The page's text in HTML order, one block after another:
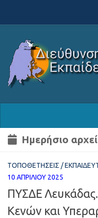
Ημερήσιο
ΤΟΠΟΘΕΤΉΣΕΙΣ /
10 ΑΠΡΙΛΊΟΥ 2025
ΠΥΣΔΕ
Κενών και